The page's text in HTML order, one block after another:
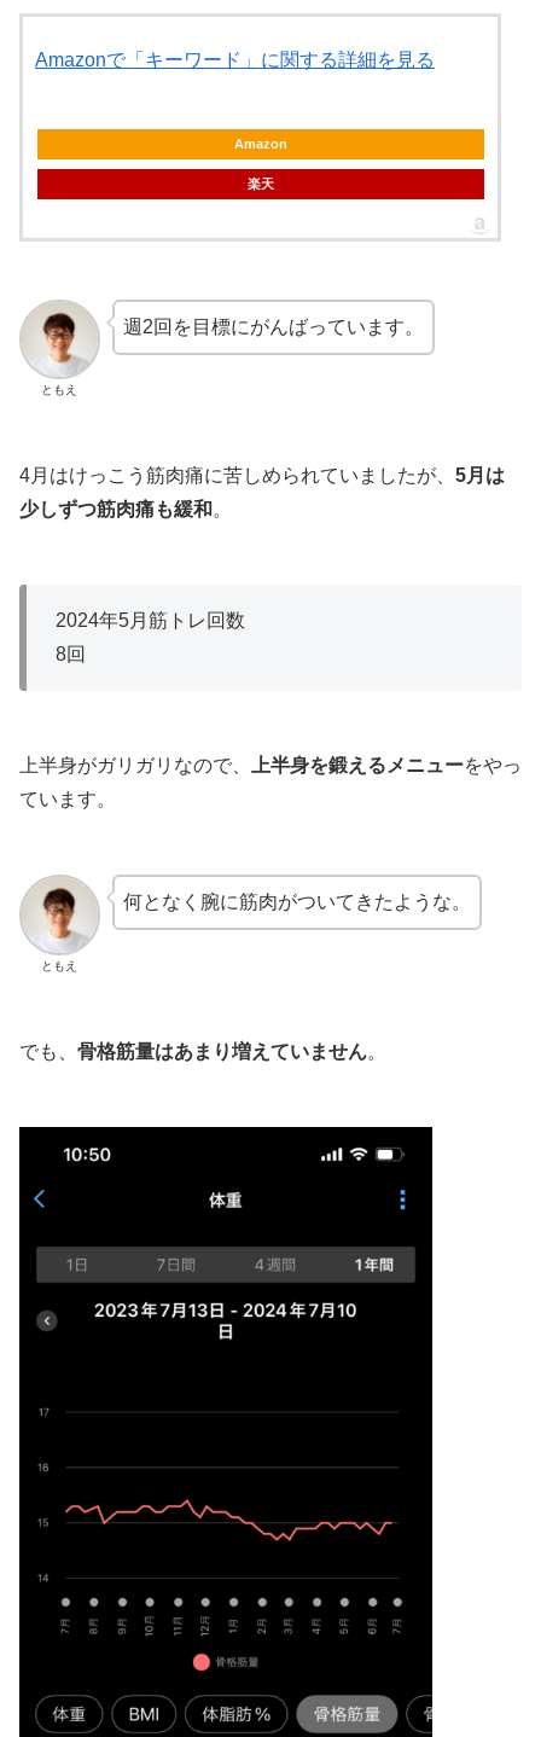
Amazonで「キーワード」に関する詳細を見る
Amazon
楽天
ともえ
週2回を目標にがんばっています。
4月はけっこう筋肉痛に苦しめられていましたが、 5月は
少しずつ筋肉痛も緩和。
2024年5月筋トレ回数
8回
上半身がガリガリなので、 上半身を鍛えるメニューをやっ
ています。
ともえ
何となく腕に筋肉がついてきたような。
でも、 骨格筋量はあまり増えていません。